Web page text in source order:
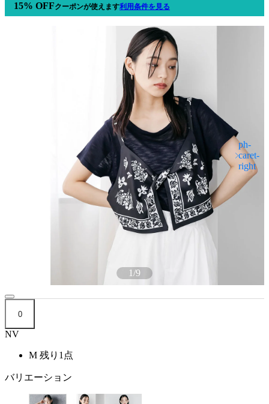
15% OFFクーポンが使えます利用条件を見る
1/9
0
NV
M 残り1点
バリエーション